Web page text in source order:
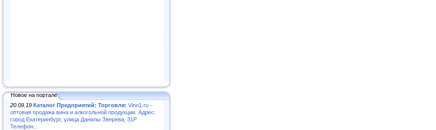
Новое на портале
20.09.19 Каталог Предприятий: Торговля: Vino1.ru -
оптовая продажа вина и алкогольной продукции. Адрес:
город Екатеринбург, улица Данилы Зверева, 31Р
Телефон:..